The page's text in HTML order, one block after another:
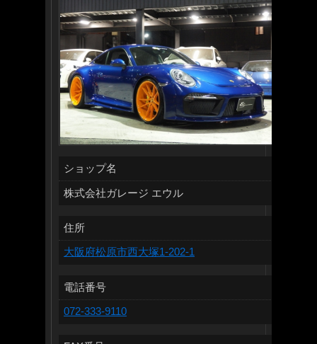
ショップ名
株式会社ガレージ エウル
住所
大阪府松原市西大塚1-202-1
電話番号
072-333-9110